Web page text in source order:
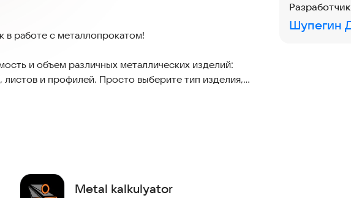
работе с металлопрокатом!
и объем различных металлических изделий:
и профилей. Просто выберите тип изделия,
результат за секунды.
Metal kalkulyator
Разработчик